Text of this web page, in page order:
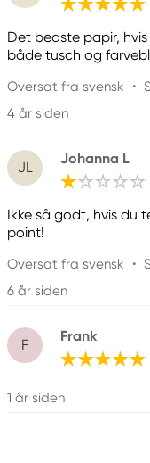
Det bedste papir,
både tusch og
Oversat fra svensk •
4 år siden
JL
Johanna L
Ikke så godt, hvis du
point!
Oversat fra svensk •
6 år siden
F
Frank
1 år siden